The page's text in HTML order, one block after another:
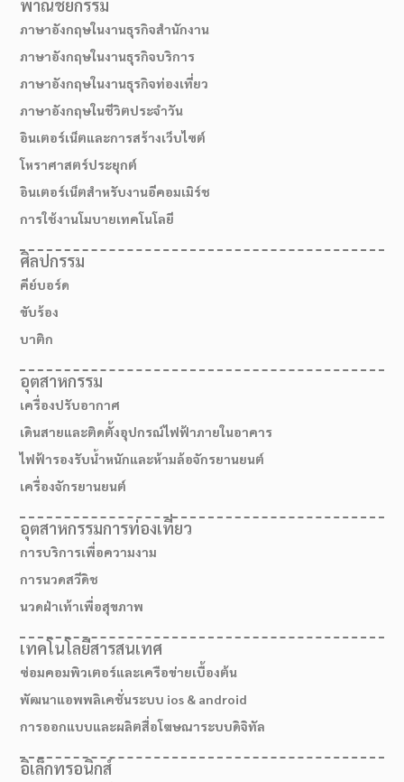
พาณิชยกรรม
ภาษาอังกฤษในงานธุรกิจสำนักงาน
ภาษาอังกฤษในงานธุรกิจบริการ
ภาษาอังกฤษในงานธุรกิจท่องเที่ยว
ภาษาอังกฤษในชีวิตประจำวัน
อินเตอร์เน็ตและการสร้างเว็บไซต์
โหราศาสตร์ประยุกต์
อินเตอร์เน็ตสำหรับงานอีคอมเมิร์ช
การใช้งานโมบายเทคโนโลยี
ศิลปกรรม
คีย์บอร์ด
ขับร้อง
บาติก
อุตสาหกรรม
เครื่องปรับอากาศ
เดินสายและติดตั้งอุปกรณ์ไฟฟ้าภายในอาคาร
ไฟฟ้ารองรับน้ำหนักและห้ามล้อจักรยานยนต์
เครื่องจักรยานยนต์
อุตสาหกรรมการท่องเที่ยว
การบริการเพื่อความงาม
การนวดสวีดิช
นวดฝ่าเท้าเพื่อสุขภาพ
เทคโนโลยีสารสนเทศ
ซ่อมคอมพิวเตอร์และเครือข่ายเบื้องต้น
พัฒนาแอพพลิเคชั่นระบบ ios & android
การออกแบบและผลิตสื่อโฆษณาระบบดิจิทัล
อิเล็กทรอนิกส์